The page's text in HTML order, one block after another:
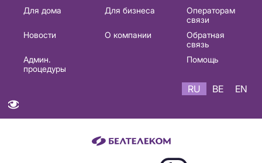
Основная
навигация
Для дома Для бизнеса
Операторам
связи
Новости
О компании
Обратная
связь
Админ.
процедуры
Помощь
RU BE EN